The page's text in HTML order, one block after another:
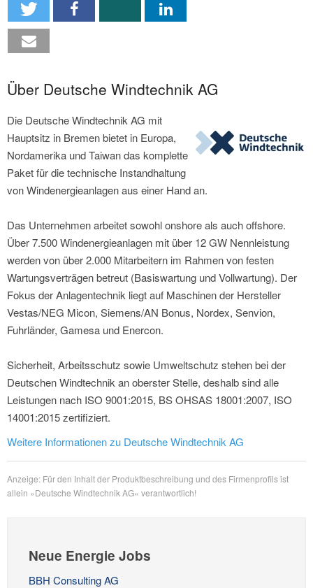
Über Deutsche Windtechnik AG
Die Deutsche Windtechnik AG mit
Hauptsitz in Bremen bietet in Europa,
Nordamerika und Taiwan das komplette
Paket für die technische Instandhaltung
von Windenergieanlagen aus einer Hand an.
Das Unternehmen arbeitet sowohl onshore als auch offshore.
Über 7.500 Windenergieanlagen mit über 12 GW Nennleistung
werden von über 2.000 Mitarbeitern im Rahmen von festen
Wartungsverträgen betreut (Basiswartung und Vollwartung). Der
Fokus der Anlagentechnik liegt auf Maschinen der Hersteller
Vestas/NEG Micon, Siemens/AN Bonus, Nordex, Senvion,
Fuhrländer, Gamesa und Enercon.
Sicherheit, Arbeitsschutz sowie Umweltschutz stehen bei der
Deutschen Windtechnik an oberster Stelle, deshalb sind alle
Leistungen nach ISO 9001:2015, BS OHSAS 18001:2007, ISO
14001:2015 zertifiziert.
Weitere Informationen zu Deutsche Windtechnik AG
Anzeige: Für den Inhalt der Produktbeschreibung und des Firmenprofils ist
allein »Deutsche Windtechnik AG« verantwortlich!
Neue Energie Jobs
BBH Consulting AG